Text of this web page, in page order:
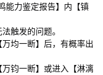
能力鉴定报告】内【镇
触发的问题。
均一断】后，有概率出
钧一断】或进入【淋漓